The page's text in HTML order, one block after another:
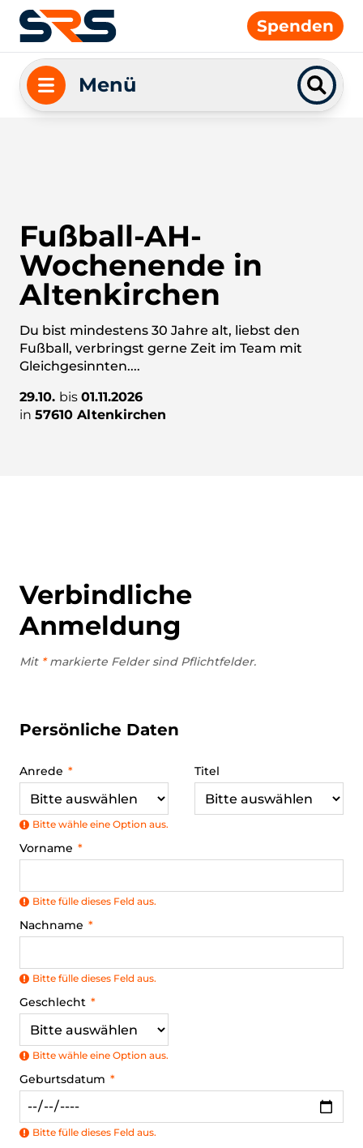
Spenden
Menü
Fußball-AH-
Wochenende in
Altenkirchen
Du bist mindestens 30 Jahre alt, liebst den
Fußball, verbringst gerne Zeit im Team mit
Gleichgesinnten....
29.10. bis 01.11.2026
in 57610 Altenkirchen
Verbindliche
Anmeldung
Mit *markierte Felder sind Pflichtfelder.
Persönliche Daten
Anrede
Bitte wähle eine Option aus.
Titel
Vorname
Bitte fülle dieses Feld aus.
Nachname
Bitte fülle dieses Feld aus.
Geschlecht
Bitte wähle eine Option aus.
Geburtsdatum
Bitte fülle dieses Feld aus.